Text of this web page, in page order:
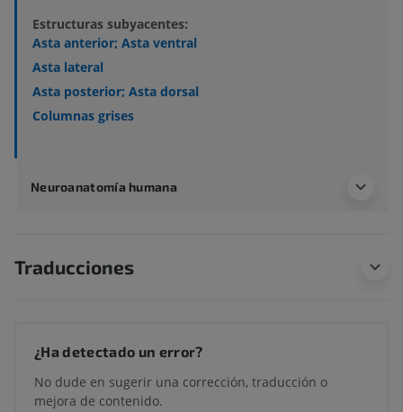
Estructuras subyacentes:
Asta anterior; Asta ventral
Asta lateral
Asta posterior; Asta dorsal
Columnas grises
Neuroanatomía humana
Traducciones
¿Ha detectado un error?
No dude en sugerir una corrección, traducción o
mejora de contenido.